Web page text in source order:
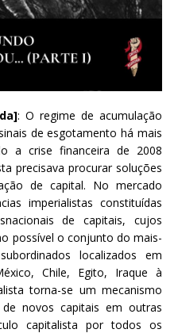
: O regime de acumulação
de esgotamento há mais
a crise financeira de 2008
precisava procurar soluções
de capital. No mercado
imperialistas constituídas
de capitais, cujos
possível o conjunto do mais-
localizados em
Chile, Egito, Iraque à
torna-se um mecanismo
novos capitais em outras
capitalista por todos os